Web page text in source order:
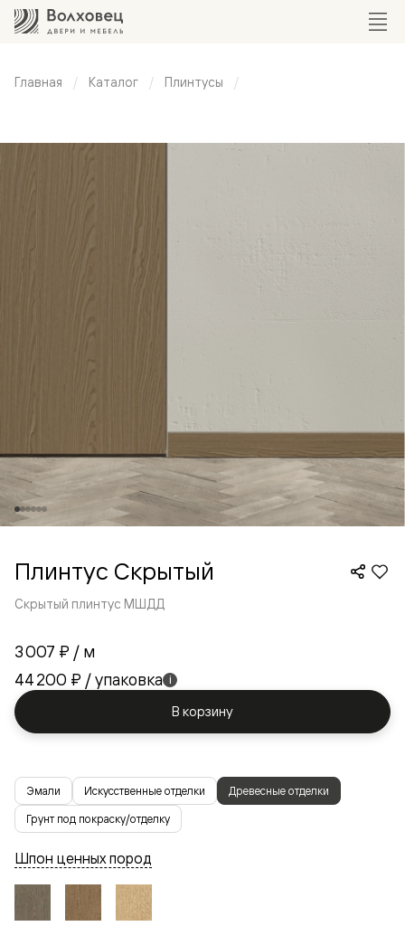
Главная Каталог Плинтусы
плинтус
Плинтус Скрытый
Скрытый плинтус МШДД
3 007 ₽ / м
44 200 ₽ / упаковка i
В корзину
Эмали Искусственные отделки Древесные отделки
Грунт под покраску/отделку
Шпон ценных пород